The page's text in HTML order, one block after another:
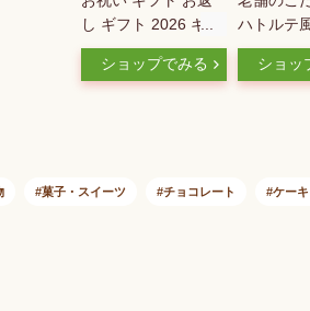
し ギフト 2026 ギフ
ト プレゼント 濃厚
ザッハトルテ 5号 ザ
コラ 贈り物 スイー
ショップでみる
ハトルテ
レートケ
ール (ノ
ショッ
菓子・スイーツ チョコレート ケー